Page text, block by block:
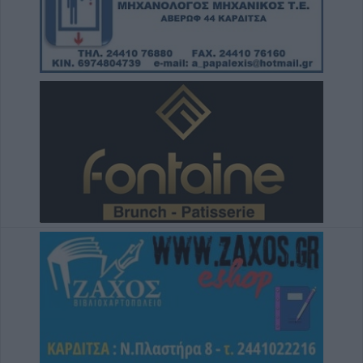
Άνω Λιόσια: Συνελήφθησαν δύο άνδρες για
τον θάνατο 72χρονου που βρέθηκε σε
αυτοκίνητο
6 Αυγούστου 2026, 17:50
Την Παρασκευή 7 Αυγούστου η κηδεία του
Αθανάσιου Ταξιάρχη
Πυρκαγιά σε γεωργική έκταση στην Κρήνη
Φαρσάλων – Τέθηκε υπό μερικό έλεγχο το
βράδυ της Πέμπτης (+Βίντεο)
6 Αυγούστου 2026, 17:36
Δημόσιες Σ.Α.Ε.Κ.: 860 τμήματα και 95
ειδικότητες για το 2026-2027
6 Αυγούστου 2026, 17:21
Την Παρασκευή (7/8) η δεύτερη καταβολή
6 Αυγούστου 2026, 16:31